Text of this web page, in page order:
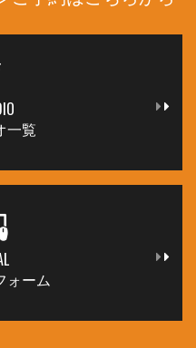
一覧
ォーム